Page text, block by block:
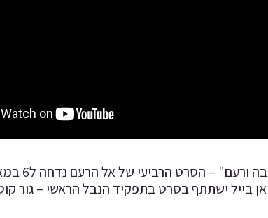
בייל ישתתף בסרט בתפקיד הנבל הראשי – גור